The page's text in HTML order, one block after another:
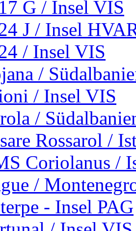
G / Insel VIS
J / Insel
/ Insel VIS
/
/ Insel VIS
/
Rossarol /
Coriolanus /
/
- Insel PAG